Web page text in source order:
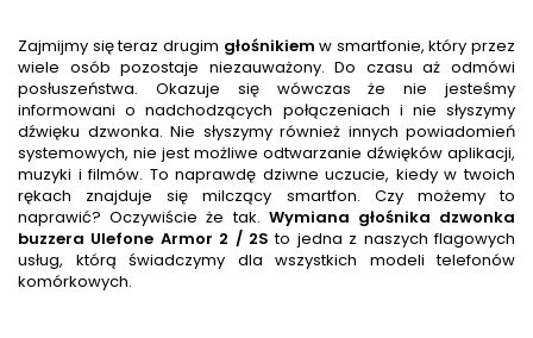
Zajmijmy się teraz drugim głośnikiem w smartfonie, który przez
wiele osób pozostaje niezauważony. Do czasu aż odmówi
posłuszeństwa. Okazuje się wówczas że nie jesteśmy
informowani o nadchodzących połączeniach i nie słyszymy
dźwięku dzwonka. Nie słyszymy również innych powiadomień
systemowych, nie jest możliwe odtwarzanie dźwięków aplikacji,
muzyki i filmów. To naprawdę dziwne uczucie, kiedy w twoich
rękach znajduje się milczący smartfon. Czy możemy to
naprawić? Oczywiście że tak. Wymiana głośnika dzwonka
buzzera Ulefone Armor 2 / 2S to jedna z naszych flagowych
usług, którą świadczymy dla wszystkich modeli telefonów
komórkowych.